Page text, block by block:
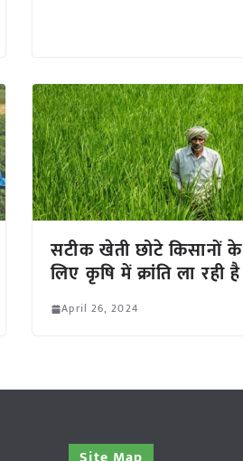
सटीक खेती छोटे किसानों के
लिए कृषि में क्रांति ला रही है
April 26, 2024